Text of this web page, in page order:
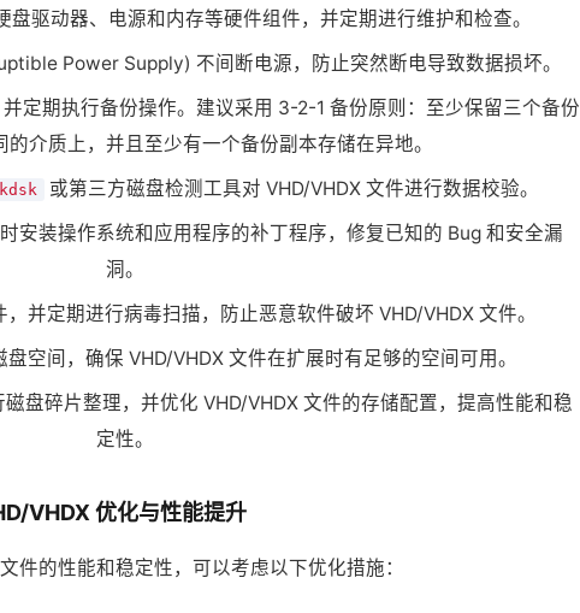
盘驱动器、电源和内存等硬件组件，并定期进行维护和检查。
Power Supply) 不间断电源，防止突然断电导致数据损坏。
定期执行备份操作。建议采用 3-2-1 备份原则：至少保留三个备份
介质上，并且至少有一个备份副本存储在异地。
或第三方磁盘检测工具对 VHD/VHDX 文件进行数据校验。
安装操作系统和应用程序的补丁程序，修复已知的 Bug 和安全漏
洞。
并定期进行病毒扫描，防止恶意软件破坏 VHD/VHDX 文件。
空间，确保 VHD/VHDX 文件在扩展时有足够的空间可用。
磁盘碎片整理，并优化 VHD/VHDX 文件的存储配置，提高性能和稳
定性。
VHDX 优化与性能提升
件的性能和稳定性，可以考虑以下优化措施：